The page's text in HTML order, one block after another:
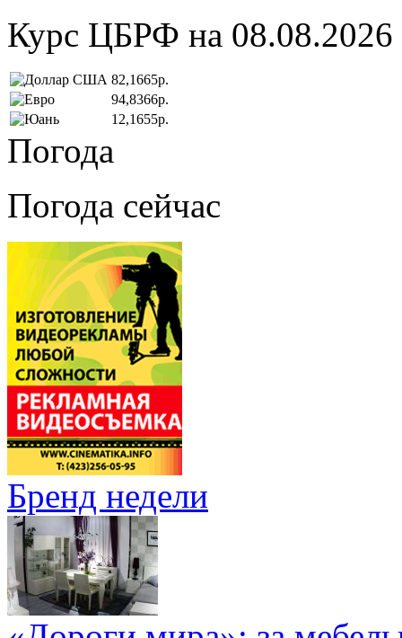
Курс ЦБРФ на 08.08.2026
82,1665р.
94,8366р.
12,1655р.
Погода
Погода сейчас
Бренд недели